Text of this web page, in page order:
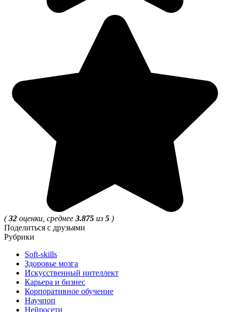
(32 оценки, среднее 3.875 из 5 )
Поделиться с друзьями
Рубрики
Soft-skills
Здоровье мозга
Искусственный интеллект
Карьера и бизнес
Корпоративное обучение
Научпоп
Нейросети